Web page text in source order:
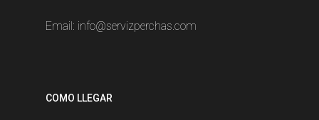
Email: info@servizperchas.com
COMO LLEGAR